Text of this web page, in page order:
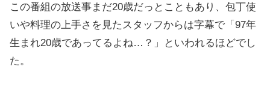
この番組の放送事まだ20歳だっとこともあり、包丁使
いや料理の上手さを見たスタッフからは字幕で「97年
生まれ20歳であってるよね…？」といわれるほどでし
た。